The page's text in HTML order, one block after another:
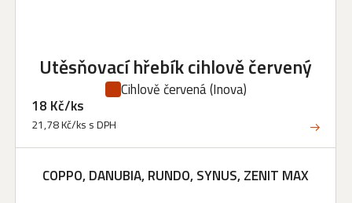
Utěsňovací hřebík cihlově červený
Cihlově červená(Inova)
18 Kč/ks
21,78 Kč/ks s DPH
COPPO, DANUBIA, RUNDO, SYNUS, ZENIT MAX